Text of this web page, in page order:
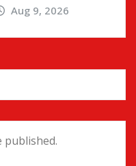
Aug 9, 2026
published.